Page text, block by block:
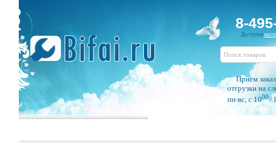
8-
Доступен
Прием
отгрузки на
пн-вс, c 1000-